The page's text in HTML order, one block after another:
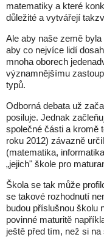
matematiky a které
důležité a vytvářejí
Ale aby naše země
aby co nejvíce lidí
mnoha oborech
významnějšímu
typů.
Odborná debata už
posiluje. Jednak
společné části a kromě
roku 2012) závazně
(matematika,
„jejich" škole pro
Škola se tak může
se takové rozhodnutí
budou příslušnou školu
povinné maturitě
ještě před tím, než si